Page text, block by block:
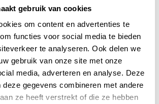
gebruik van cookies
om content en advertenties te
functies voor social media te bieden
te analyseren. Ook delen we
gebruik van onze site met onze
media, adverteren en analyse. Deze
deze gegevens combineren met andere
ze heeft verstrekt of die ze hebben